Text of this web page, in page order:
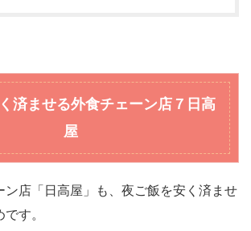
済ませる外食チェーン店 ７日高
屋
ン店「日高屋」も、夜ご飯を安く済ませ
す。